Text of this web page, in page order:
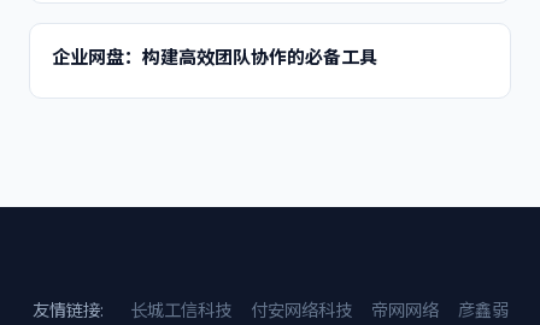
企业网盘：构建高效团队协作的必备工具
友情链接: 长城工信科技 付安网络科技 帝网网络
彦鑫弱